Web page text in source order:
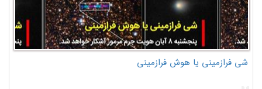
شی فرازمینی یا هوش فرازمینی